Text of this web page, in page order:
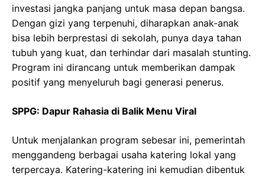
investasi jangka panjang untuk masa depan bangsa.
Dengan gizi yang terpenuhi, diharapkan anak-anak
bisa lebih berprestasi di sekolah, punya daya tahan
tubuh yang kuat, dan terhindar dari masalah stunting.
Program ini dirancang untuk memberikan dampak
positif yang menyeluruh bagi generasi penerus.
SPPG: Dapur Rahasia di Balik Menu Viral
Untuk menjalankan program sebesar ini, pemerintah
menggandeng berbagai usaha katering lokal yang
terpercaya. Katering-katering ini kemudian dibentuk